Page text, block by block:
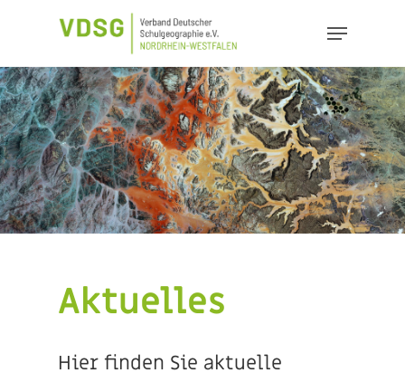
main
content
Menu
Aktuelles
Hier finden Sie aktuelle
Menu